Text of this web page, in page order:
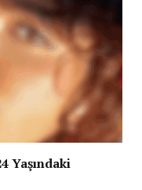
Yaşındaki